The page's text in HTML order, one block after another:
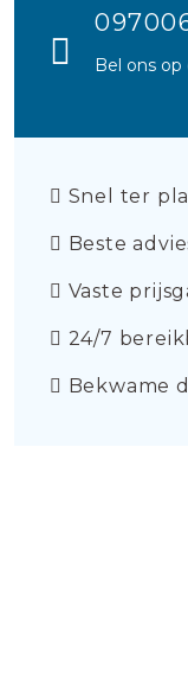
Bel ons
Snel ter
Beste
Vaste
24/7
Bekwame